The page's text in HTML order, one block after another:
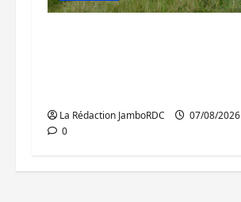
La Rédaction JamboRDC
07/08/2026
0